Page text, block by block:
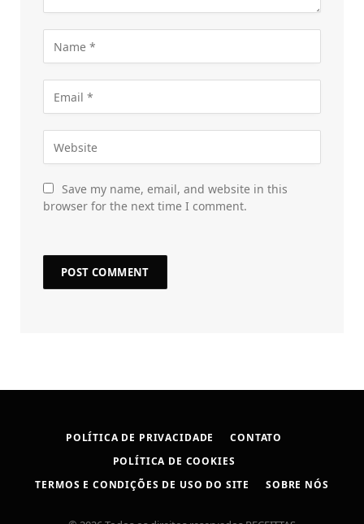
Save my name, email, and website in this
browser for the next time I comment.
POLÍTICA DE PRIVACIDADE
CONTATO
POLÍTICA DE COOKIES
TERMOS E CONDIÇÕES DE USO DO SITE
SOBRE NÓS